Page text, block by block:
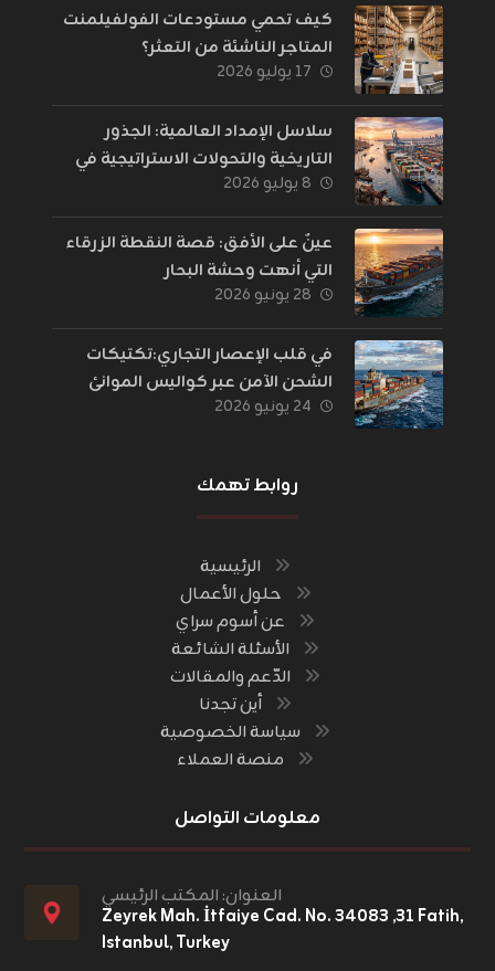
كيف تحمي مستودعات الفولفيلمنت
المتاجر الناشئة من التعثر؟
١٧ يوليو ٢٠٢٦
سلاسل الإمداد العالمية: الجذور
التاريخية والتحولات الاستراتيجية في
إدارة اللوجستيات
٨ يوليو ٢٠٢٦
عينٌ على الأفق: قصة النقطة الزرقاء
التي أنهت وحشة البحار
٢٨ يونيو ٢٠٢٦
في قلب الإعصار التجاري:تكتيكات
الشحن الآمن عبر كواليس الموانئ
والحدود
٢٤ يونيو ٢٠٢٦
روابط تهمك
الرئيسية
حلول الأعمال
عن أسوم سراي
الأسئلة الشائعة
الدّعم والمقالات
أين تجدنا
سياسة الخصوصية
منصة العملاء
معلومات التواصل
العنوان: المكتب الرئيسي
Zeyrek Mah. İtfaiye Cad. No. ٣١, ٣٤٠٨٣ Fatih,
Istanbul, Turkey